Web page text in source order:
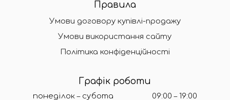
Правила
Умови договору купівлі-продажу
Умови використання сайту
Політика конфіденційності
Графік роботи
понеділок – субота 09:00 – 19:00